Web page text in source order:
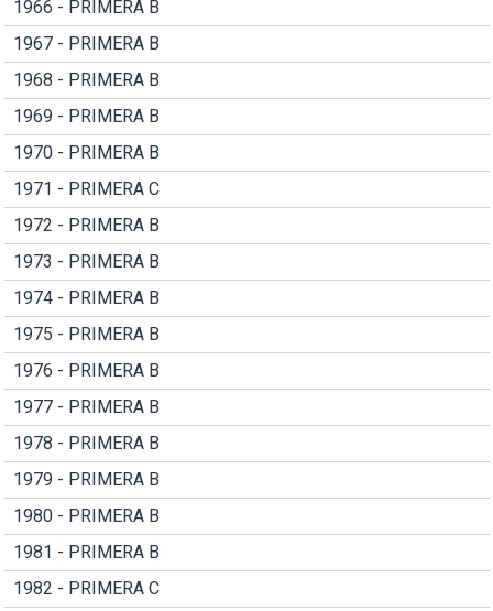
1966 - PRIMERA B
1967 - PRIMERA B
1968 - PRIMERA B
1969 - PRIMERA B
1970 - PRIMERA B
1971 - PRIMERA C
1972 - PRIMERA B
1973 - PRIMERA B
1974 - PRIMERA B
1975 - PRIMERA B
1976 - PRIMERA B
1977 - PRIMERA B
1978 - PRIMERA B
1979 - PRIMERA B
1980 - PRIMERA B
1981 - PRIMERA B
1982 - PRIMERA C